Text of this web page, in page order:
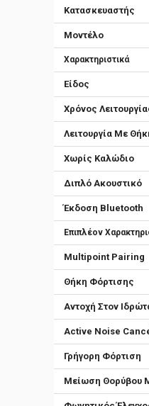
Κατασκευαστής
Μοντέλο
Χαρακτηριστικά
Είδος
Χρόνος
Λειτουργία Με
Χωρίς Καλώδιο
Διπλό Ακουστικό
Έκδοση Bluetooth
Επιπλέον
Μultipoint Pairing
Θήκη Φόρτισης
Αντοχή Στον
Active Noise
Γρήγορη Φόρτιση
Μείωση Θορύβου